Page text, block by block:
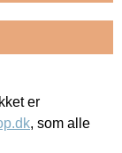
er
, som alle